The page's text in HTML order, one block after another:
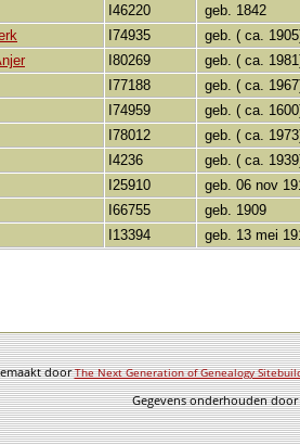
I46220
geb. 1842
I74935
geb. ( ca.
I80269
geb. ( ca.
I77188
geb. ( ca.
I74959
geb. ( ca.
I78012
geb. ( ca.
I4236
geb. ( ca.
I25910 geb. 06 nov
I66755
geb. 1909
I13394 geb. 13 mei
doorThe Next Generation of Genealogy
Gegevens onderhouden door